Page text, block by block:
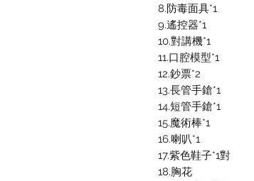
8.防毒面具*1
9.遙控器*1
10.對講機*1
11.口腔模型*1
12.鈔票*2
13.長管手鎗*1
14.短管手鎗*1
15.魔術棒*1
16.喇叭*1
17.紫色鞋子*1對
18.胸花